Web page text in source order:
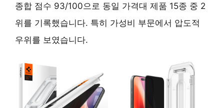
종합 점수 93/100으로 동일 가격대 제품 15종 중 2
위를 기록했습니다. 특히 가성비 부문에서 압도적
우위를 보였습니다.